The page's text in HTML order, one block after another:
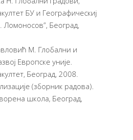
БУ и Географическиј
Ломоносов”, Београд,
М. Глобални и
Европске уније.
Београд, 2008.
(зборник радова).
школа, Београд,